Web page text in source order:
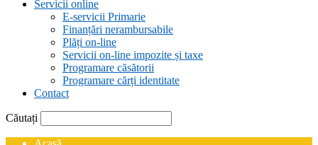
Servicii online
E-servicii Primarie
Finanțări nerambursabile
Plăți on-line
Servicii on-line impozite și taxe
Programare căsătorii
Programare cărți identitate
Contact
Căutați